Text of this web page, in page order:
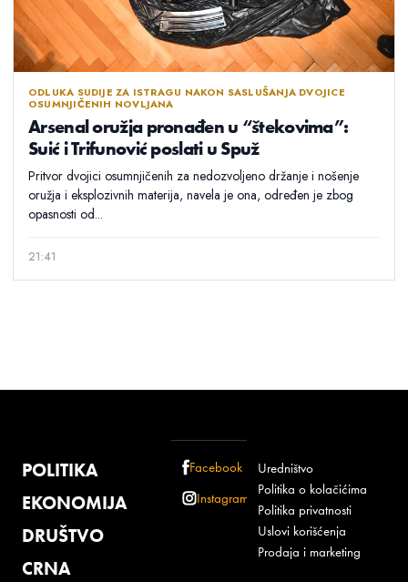
ODLUKA SUDIJE ZA ISTRAGU NAKON SASLUŠANJA DVOJICE
OSUMNJIČENIH NOVLJANA
Arsenal oružja pronađen u “štekovima”:
Suić i Trifunović poslati u Spuž
Pritvor dvojici osumnjičenih za nedozvoljeno držanje i nošenje
oružja i eksplozivnih materija, navela je ona, određen je zbog
opasnosti od...
21:41
POLITIKA
EKONOMIJA
DRUŠTVO
CRNA
Facebook
Instagram
Uredništvo
Politika o kolačićima
Politika privatnosti
Uslovi korišćenja
Prodaja i marketing